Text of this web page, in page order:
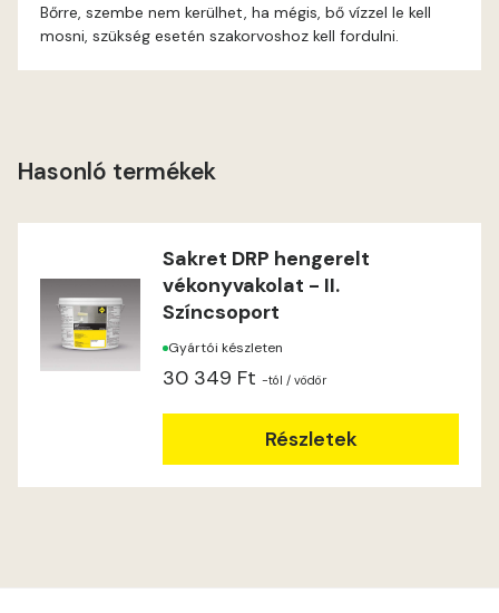
Heide D
Lilac E
Lime C
Lime D
Lime E
Magnolia D
Bőrre, szembe nem kerülhet, ha mégis, bő vízzel le kell
mosni, szükség esetén szakorvoshoz kell fordulni.
Hasonló termékek
Sakret DRP hengerelt
vékonyvakolat - II.
Színcsoport
Gyártói készleten
30 349 Ft -tól / vödör
Részletek